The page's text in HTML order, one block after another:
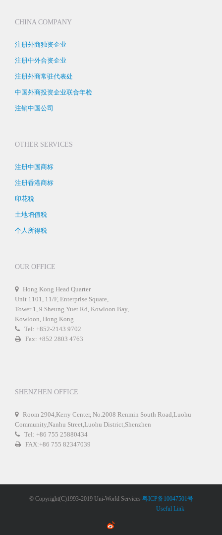
CHINA COMPANY
注册外商独资企业
注册中外合资企业
注册外商常驻代表处
中国外商投资企业联合年检
注销中国公司
OTHER SERVICES
注册中国商标
注册香港商标
印花税
土地增值税
个人所得税
OUR OFFICE
Hong Kong Head Quarter
Unit 1101, 11/F, Enterprise Square,
Tower 1, 9 Sheung Yuet Rd, Kowloon Bay,
Kowloon, Hong Kong
Tel: +852-2143 9702
Fax: +852 2803 4763
SHENZHEN OFFICE
Room 2904,Kerry Center, No.2008 Renmin South Road,Luohu
Community,Nanhu Street,Luohu District,Shenzhen
Tel: +86 755 25880434
FAX:+86 755 82347039
© Copyright(C)1993-2019 Uni-World Services 粤ICP备10047501号
Useful Link